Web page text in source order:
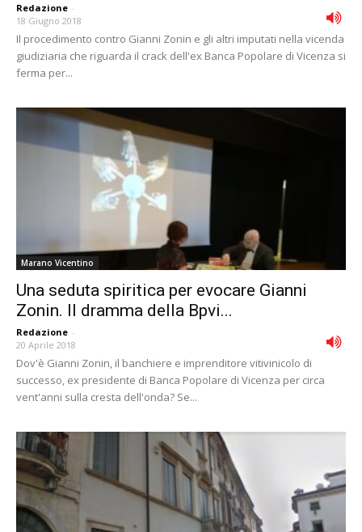
Redazione -
18 Giugno 2018
Il procedimento contro Gianni Zonin e gli altri imputati nella vicenda
giudiziaria che riguarda il crack dell'ex Banca Popolare di Vicenza si
ferma per...
Marano Vicentino
Una seduta spiritica per evocare Gianni
Zonin. Il dramma della Bpvi...
Redazione -
20 Aprile 2018
Dov'è Gianni Zonin, il banchiere e imprenditore vitivinicolo di
successo, ex presidente di Banca Popolare di Vicenza per circa
vent'anni sulla cresta dell'onda? Se...